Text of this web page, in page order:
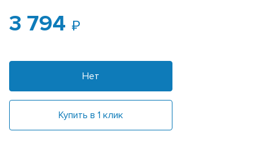
3 794
Нет
Купить в 1 клик